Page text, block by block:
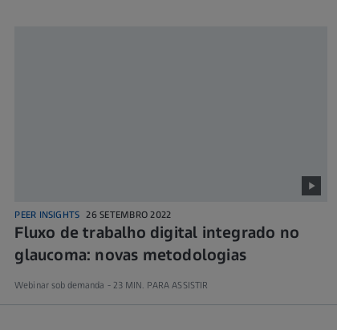
PEER INSIGHTS 26 SETEMBRO 2022
Fluxo de trabalho digital integrado no
glaucoma: novas metodologias
Webinar sob demanda - 23 MIN. PARA ASSISTIR